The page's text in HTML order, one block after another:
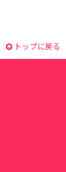
トップに戻る